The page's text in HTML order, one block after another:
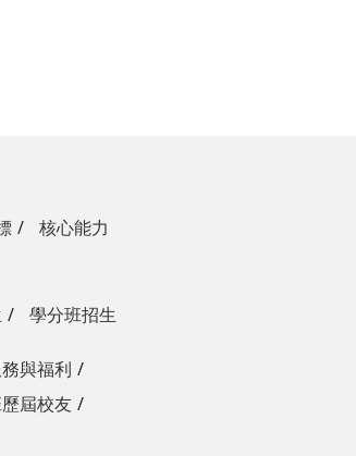
核心能力
學分班招生
與福利
屆校友